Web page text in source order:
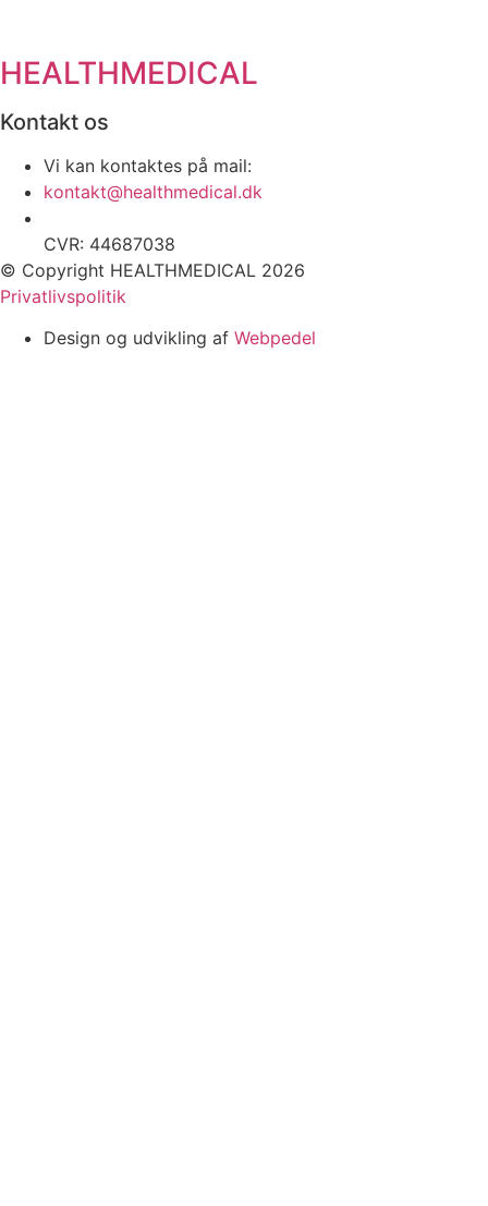
HEALTHMEDICAL
Kontakt os
Vi kan kontaktes på mail:
kontakt@healthmedical.dk
CVR: 44687038
© Copyright HEALTHMEDICAL 2026
Privatlivspolitik
Design og udvikling af Webpedel